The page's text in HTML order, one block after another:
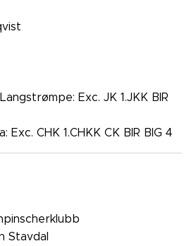
Exc. JK 1.JKK BIR
Exc. CHK 1.CHKK CK BIR BIG 4
Stavdal